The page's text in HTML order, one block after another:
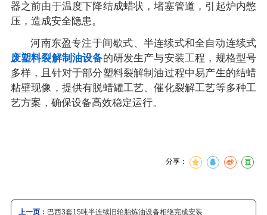
器之前由于温度下降结成蜡状，堵塞管道，引起炉内憋
压，造成安全隐患。
河南东盈专注于间歇式、半连续式和全自动连续式
废塑料裂解制油设备的研发生产与安装工程，规格型号
多样，且针对于部分塑料裂解制油过程中易产生的结蜡
粘壁现像，提供有脱蜡罐工艺、催化裂解工艺等多种工
艺方案，确保设备高效稳定运行。
分享：
上一页： 巴西3套15吨半连续旧轮胎炼油设备相继完成安装